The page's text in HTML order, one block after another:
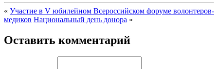
« Участие в V юбилейном Всероссийском форуме волонтеров-
медиков Национальный день донора »
Оставить комментарий